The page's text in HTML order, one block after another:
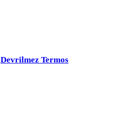
Devrilmez Termos